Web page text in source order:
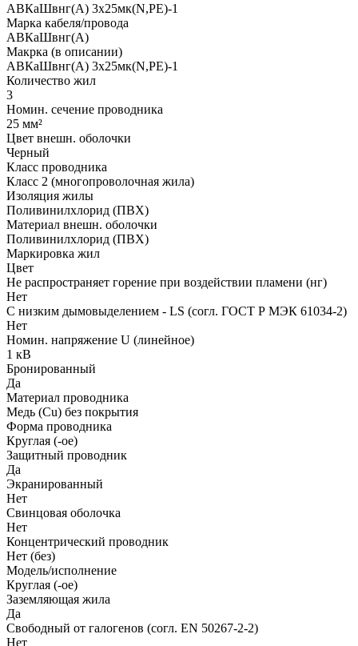
АВКаШвнг(А) 3x25мк(N,PE)-1
Марка кабеля/провода
АВКаШвнг(А)
Макрка (в описании)
АВКаШвнг(А) 3x25мк(N,PE)-1
Количество жил
3
Номин. сечение проводника
25 мм²
Цвет внешн. оболочки
Черный
Класс проводника
Класс 2 (многопроволочная жила)
Изоляция жилы
Поливинилхлорид (ПВХ)
Материал внешн. оболочки
Поливинилхлорид (ПВХ)
Маркировка жил
Цвет
Не распространяет горение при воздействии пламени (нг)
Нет
С низким дымовыделением - LS (согл. ГОСТ Р МЭК 61034-2)
Нет
Номин. напряжение U (линейное)
1 кВ
Бронированный
Да
Материал проводника
Медь (Cu) без покрытия
Форма проводника
Круглая (-ое)
Защитный проводник
Да
Экранированный
Нет
Свинцовая оболочка
Нет
Концентрический проводник
Нет (без)
Модель/исполнение
Круглая (-ое)
Заземляющая жила
Да
Свободный от галогенов (согл. EN 50267-2-2)
Нет